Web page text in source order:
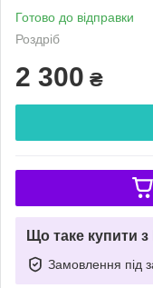
Готово до відправки
Роздріб
2 300 ₴
Що таке купити
Замовлення під